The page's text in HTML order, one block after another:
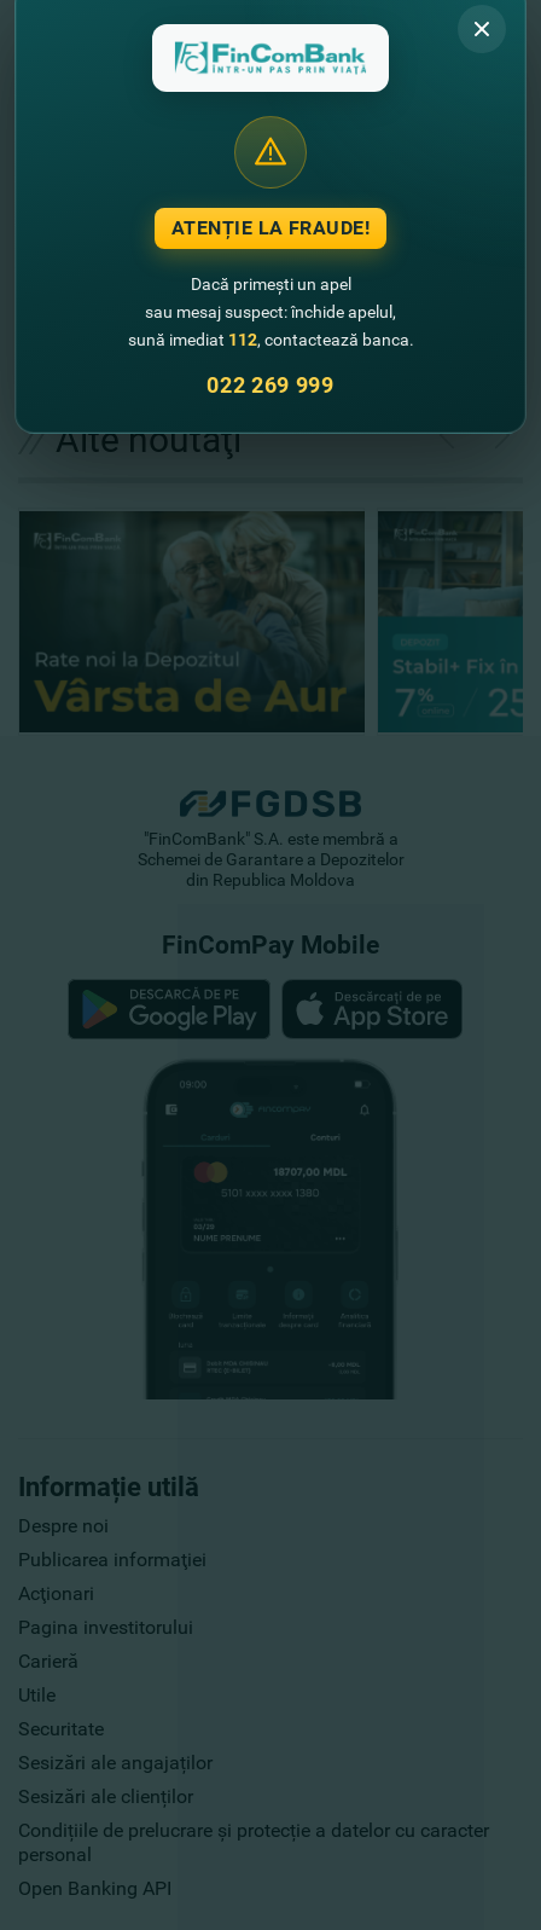
// Alte noutăţi
Informație utilă
Despre noi
Publicarea informaţiei
Acţionari
Pagina investitorului
Carieră
Utile
Securitate
Sesizări ale angajaților
Sesizări ale clienților
Condițiile de prelucrare și protecție a datelor cu caracter
personal
Open Banking API
"FinComBank" S.A. este membră a
Schemei de Garantare a Depozitelor
din Republica Moldova
FinComPay Mobile
ATENȚIE LA FRAUDE!
Dacă primești un apel
sau mesaj suspect: închide apelul,
sună imediat 112, contactează banca.
022 269 999